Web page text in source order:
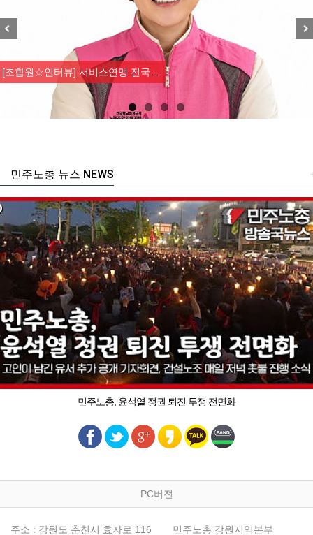
[조합원☆인터뷰] 서비스연맹 전국…
주노총 뉴스 NEWS
민주노총, 윤석열 정권 퇴진 투쟁 전면화
PC버전
주소 : 강원도 춘천시 효자로 116 민주노총 강원지역본부